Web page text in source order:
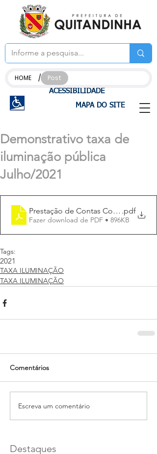
ACESSIBILIDADE
MAPA DO SITE
HOME / Post
Demonstrativo taxa de
iluminação pública
Julho/2021
Prestação de Contas Copel.julho
.pdf
Fazer download de PDF • 896KB
Tags:
2021
TAXA ILUMINAÇÃO
TAXA ILUMINAÇÃO
Comentários
Escreva um comentário
Destaques